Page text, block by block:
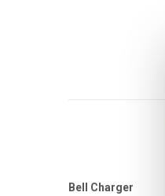
Bell Charger